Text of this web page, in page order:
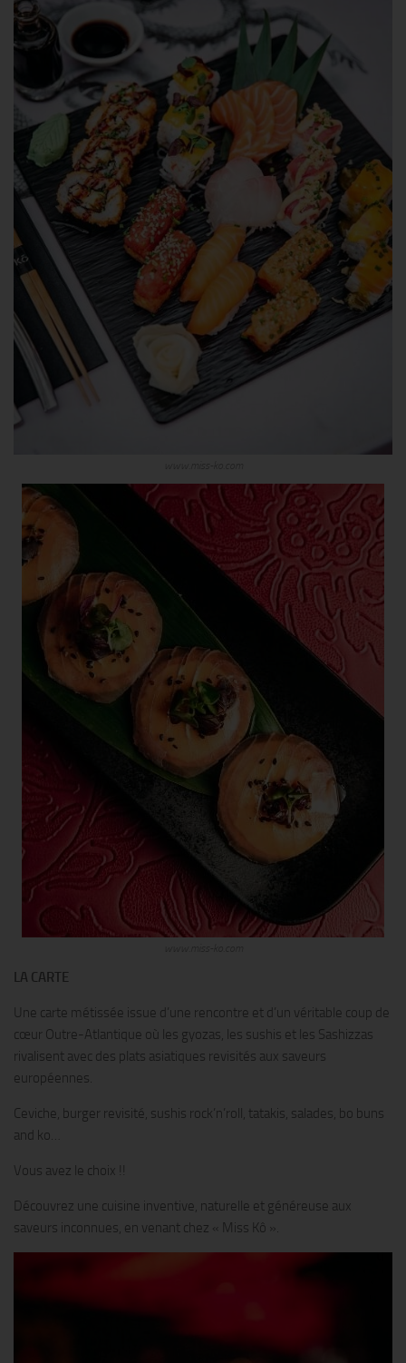
LA CARTE
Une carte métissée issue d’une rencontre et d’un véritable coup de
cœur Outre-Atlantique où les gyozas, les sushis et les Sashizzas
rivalisent avec des plats asiatiques revisités aux saveurs
européennes.
Ceviche, burger revisité, sushis rock’n’roll, tatakis, salades, bo buns
and ko…
Vous avez le choix !!
Découvrez une cuisine inventive, naturelle et généreuse aux
saveurs inconnues, en venant chez « Miss Kô ».